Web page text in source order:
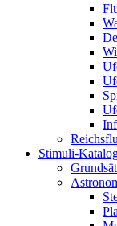
Stimuli-